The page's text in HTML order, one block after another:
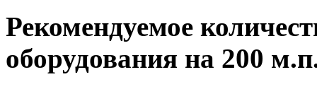
Рекомендуемое
оборудования на 200